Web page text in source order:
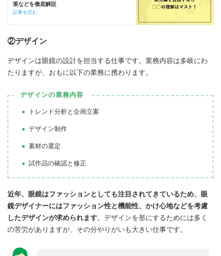
策などを徹底解説
記事を読む
②デザイン
デザインは眼鏡の設計を担当する仕事です。業務内容は多岐にわ
たりますが、おもに以下の業務に携わります。
デザインの業務内容
トレンド分析と企画立案
デザイン制作
素材の選定
試作品の確認と修正
近年、眼鏡はファッションとしても注目されてきているため、眼
鏡デザイナーにはファッション性と機能性、かけ心地などを考慮
したデザインが求められます。デザインを形にするためには多く
の苦労がありますが、その分やりがいも大きい仕事です。